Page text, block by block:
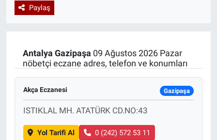
Paylaş
Antalya Gazipaşa 09 Ağustos 2026 Pazar
nöbetçi eczane adres, telefon ve konumları
Akça Eczanesi Gazipaşa
ISTIKLAL MH. ATATÜRK CD.NO:43
Yol Tarifi Al 0 (242) 572 53 11
Özel Haberler
Dünya
Özel Haberler
Kadın
Erişim Bilgileri
Haber Arşivi